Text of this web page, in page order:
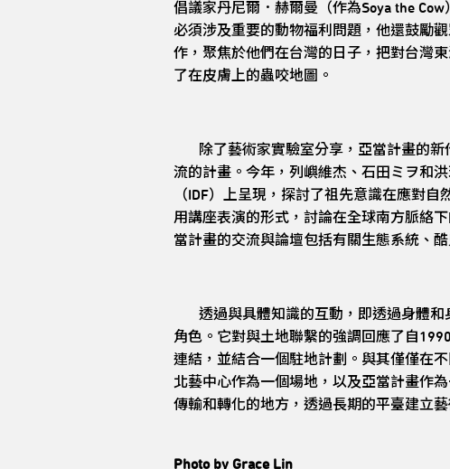
倡議家丹尼爾．赫爾曼（作為Soya the
必須涉及重要的動物福利問題，他還鼓勵
作，聚焦於他們在台灣的日子，把對台灣
了在皮膚上的蟲咬地圖。
除了藝術家實驗室分享，亞當計畫的新
流的計畫。今年，列嶼維杰、石田ミヲ和
（IDF）上呈現，探討了祖先意識在應對
用講座表演的形式，討論在全球南方脈絡
當計畫的交流與論壇包括有關生態系統、
透過與具體知識的互動，即透過身體和
角色。它對與土地聯繫的強調回應了自
連結，並結合一個駐地計劃。與其僅僅在
北藝中心作為一個場地，以及亞當計畫作
傳輸和轉化的地方，透過長期的平臺建立
Photo by Grace Lin